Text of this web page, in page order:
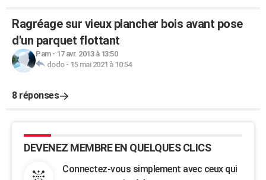
Ragréage sur vieux plancher bois avant pose
d'un parquet flottant
Pam- 17 avr. 2013 à 13:50
dodo- 15 mai 2021 à 10:54
8 réponses
DEVENEZ MEMBRE EN QUELQUES CLICS
Connectez-vous simplement avec ceux qui